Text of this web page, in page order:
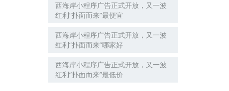
西海岸小程序广告正式开放，又一波
红利“扑面而来”最便宜
西海岸小程序广告正式开放，又一波
红利“扑面而来”哪家好
西海岸小程序广告正式开放，又一波
红利“扑面而来”最低价